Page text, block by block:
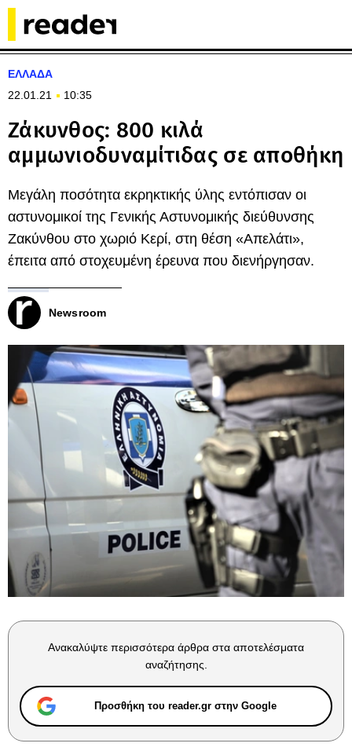
ΕΛΛΑΔΑ
22.01.21
10:35
Ζάκυνθος: 800 κιλά
αμμωνιοδυναμίτιδας σε αποθήκη
Μεγάλη ποσότητα εκρηκτικής ύλης εντόπισαν οι
αστυνομικοί της Γενικής Αστυνομικής διεύθυνσης
Ζακύνθου στο χωριό Κερί, στη θέση «Απελάτι»,
έπειτα από στοχευμένη έρευνα που διενήργησαν.
Newsroom
Ανακαλύψτε περισσότερα άρθρα στα αποτελέσματα
αναζήτησης.
Προσθήκη του reader.gr στην Google